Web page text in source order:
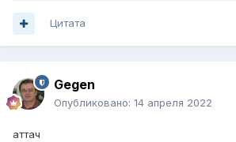
Цитата
Gegen
Опубликовано: 14 апреля 2022
аттач